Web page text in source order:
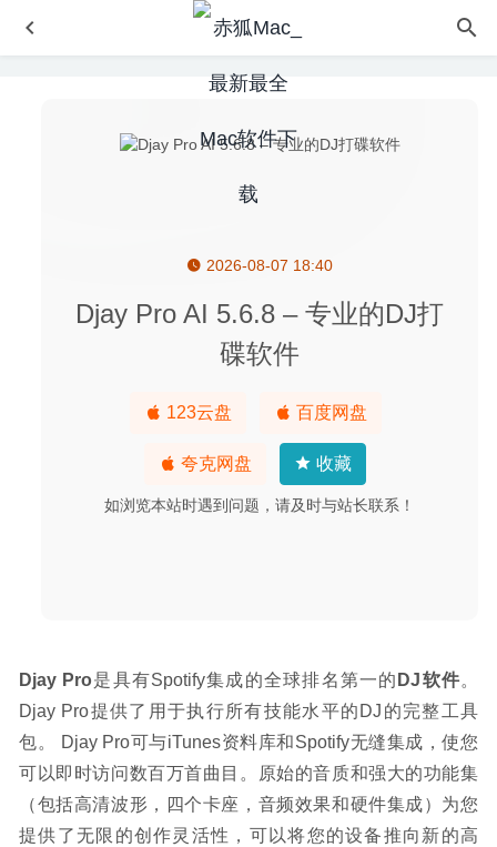
2026-08-07 18:40
Djay Pro AI 5.6.8 – 专业的DJ打
碟软件
123云盘 百度网盘
夸克网盘 收藏
如浏览本站时遇到问题，请及时与站长联系！
Djay Pro是具有Spotify集成的全球排名第一的 DJ软件。
Djay Pro提供了用于执行所有技能水平的DJ的完整工具
包。 Djay Pro可与iTunes资料库和Spotify无缝集成，使您
可以即时访问数百万首曲目。原始的音质和强大的功能集
（包括高清波形，四个卡座，音频效果和硬件集成）为您
提供了无限的创作灵活性，可以将您的设备推向新的高
Notability 4.2.5 中文版-功能强大的备注记录工具
IconKit 10.1.2 中文版 – 优秀的图标设计神器 2021-09-05
Marked 2.6.46 – 高效的MarkDown预览及导出工具
ACDSee Photo Studio 6.1.1536 for Mac中文版-最好的全
Amadeus Pro 2.7.4 (2379) for Mac中文版-多音轨音频编辑
2020-02-24